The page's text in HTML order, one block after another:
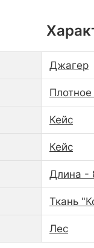
Джагер
Кейс
Кейс
Длина -
Ткань
Лес